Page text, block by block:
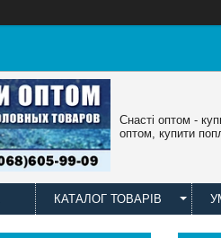
Снасті оптом -
оптом, купити
КАТАЛОГ ТОВАРІВ